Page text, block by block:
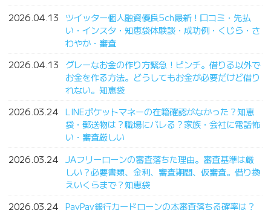
2026.04.13
ツイッター個人融資優良5ch最新！口コミ・先払
い・インスタ・知恵袋体験談・成功例・くじら・さ
わやか・審査
2026.04.13
グレーなお金の作り方緊急！ピンチ。借りる以外で
お金を作る方法。どうしてもお金が必要だけど借り
れない。知恵袋
2026.03.24 LINEポケットマネーの在籍確認がなかった？知恵
袋・郵送物は？職場にバレる？家族・会社に電話怖
い・審査厳しい
2026.03.24 JAフリーローンの審査落ちた理由。審査基準は厳
しい？必要書類、金利、審査期間、仮審査。借り換
えいくらまで？知恵袋
2026.03.24 PayPay銀行カードローンの本審査落ちる確率は？